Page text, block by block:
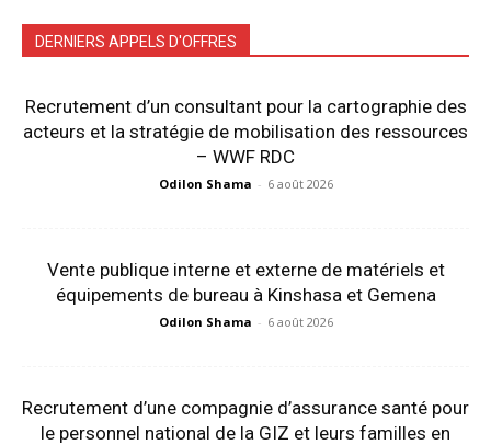
DERNIERS APPELS D'OFFRES
Recrutement d’un consultant pour la cartographie des
acteurs et la stratégie de mobilisation des ressources
– WWF RDC
Odilon Shama - 6 août 2026
Vente publique interne et externe de matériels et
équipements de bureau à Kinshasa et Gemena
Odilon Shama - 6 août 2026
Recrutement d’une compagnie d’assurance santé pour
le personnel national de la GIZ et leurs familles en